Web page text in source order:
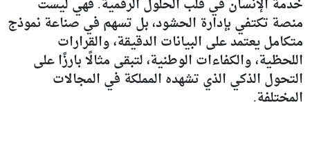
خدمة الإنسان في قلب الحلول الرقمية. فهي ليست
منصة تكتفي بإدارة الحشود، بل تسهم في صناعة نموذج
متكامل يعتمد على البيانات الدقيقة، والقرارات
اللحظية، والكفاءات الوطنية، لتبقى مثالًا بارزًا على
التحول الذكي الذي تشهده المملكة في المجالات
المختلفة.